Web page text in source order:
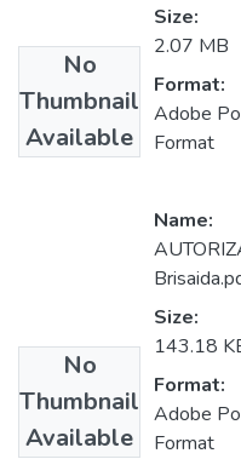
No
Thumbnail
Available
Size:
2.07 MB
Format:
Adobe
Format
No
Thumbnail
Available
Name:
Size:
143.18
Format:
Adobe
Format